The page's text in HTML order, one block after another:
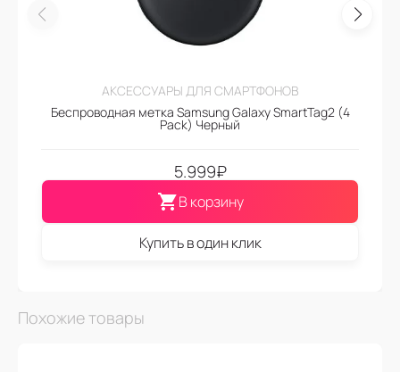
АКСЕССУАРЫ ДЛЯ СМАРТФОНОВ
Беспроводная метка Samsung Galaxy SmartTag2 (4
Pack) Черный
5.999₽
В корзину
Купить в один клик
Похожие товары